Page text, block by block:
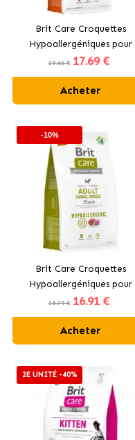
Brit Care Croquettes
Hypoallergéniques pour
Chiens de Moyennes Races
avec Agneau
19.66 € 17.69 €
Acheter
-10%
Brit Care Croquettes
Hypoallergéniques pour
Chiens de Petites Races
avec Agneau
18.79 € 16.91 €
Acheter
2E UNITÉ -40%